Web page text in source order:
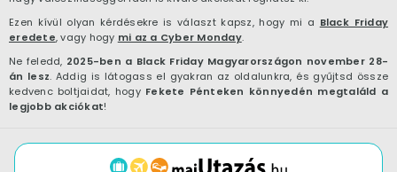
Ezen kívül olyan kérdésekre is választ kapsz, hogy mi a Black Friday
eredete, vagy hogy mi az a Cyber Monday.
Ne feledd, 2025-ben a Black Friday Magyarországon november 28-
án lesz. Addig is látogass el gyakran az oldalunkra, és gyűjtsd össze
kedvenc boltjaidat, hogy Fekete Pénteken könnyedén megtaláld a
legjobb akciókat!